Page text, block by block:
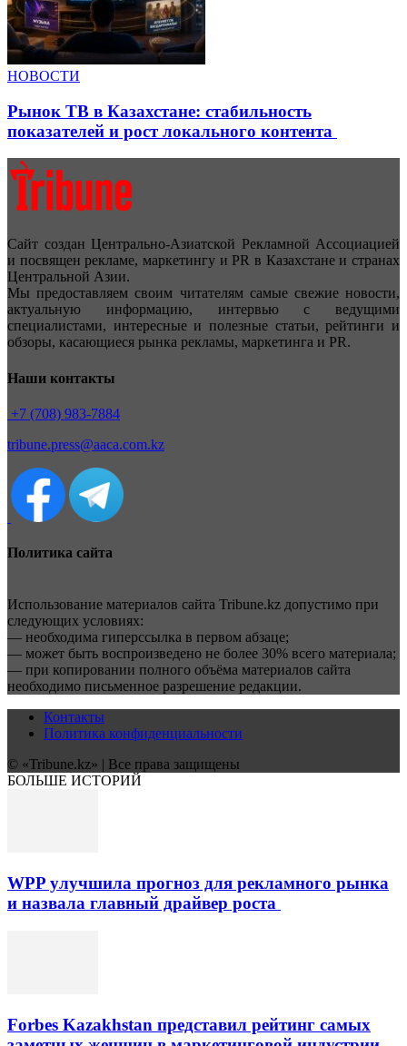
НОВОСТИ
Рынок ТВ в Казахстане: стабильность
показателей и рост локального контента
Сайт создан Центрально-Азиатской Рекламной Ассоциацией
и посвящен рекламе, маркетингу и PR в Казахстане и странах
Центральной Азии.
Мы предоставляем своим читателям самые свежие новости,
актуальную информацию, интервью с ведущими
специалистами, интересные и полезные статьи, рейтинги и
обзоры, касающиеся рынка рекламы, маркетинга и PR.
Наши контакты
+7 (708) 983-7884
tribune.press@aaca.com.kz
Политика сайта
Использование материалов сайта Tribune.kz допустимо при
следующих условиях:
— необходима гиперссылка в первом абзаце;
— может быть воспроизведено не более 30% всего материала;
— при копировании полного объёма материалов сайта
необходимо письменное разрешение редакции.
Контакты
Политика конфиденциальности
© «Tribune.kz» | Все права защищены
БОЛЬШЕ ИСТОРИЙ
WPP улучшила прогноз для рекламного рынка
и назвала главный драйвер роста
Forbes Kazakhstan представил рейтинг самых